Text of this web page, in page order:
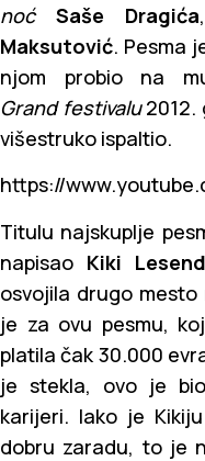
noć
Saše Dragića
Maksutović. Pesma
njom probio na
Grand festivalu2012.
višestruko ispaltio.
https://
Titulu najskuplje
napisao Kiki
osvojila drugo
je za ovu pesmu,
platila čak 30.000
je stekla, ovo je
karijeri. Iako je
dobru zaradu, to je